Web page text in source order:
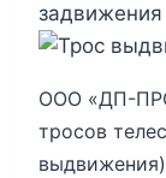
ООО «ДП-
тросов